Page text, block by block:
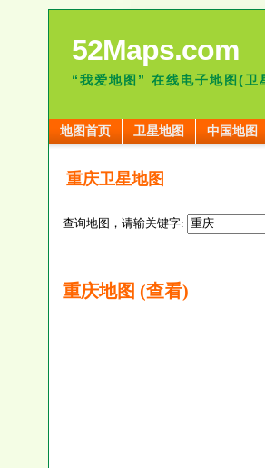
52Maps.com
“我爱地图” 在线电子地图(卫
地图首页 卫星地图 中国地图
重庆卫星地图
查询地图，请输关键字:
重庆地图 (查看)